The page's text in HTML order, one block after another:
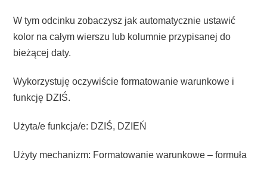
W tym odcinku zobaczysz jak automatycznie ustawić
kolor na całym wierszu lub kolumnie przypisanej do
bieżącej daty.
Wykorzystuję oczywiście formatowanie warunkowe i
funkcję DZIŚ.
Użyta/e funkcja/e: DZIŚ, DZIEŃ
Użyty mechanizm: Formatowanie warunkowe – formuła